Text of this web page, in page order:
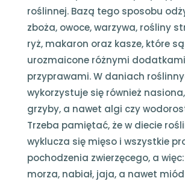
roślinnej. Bazą tego sposobu
zboża, owoce, warzywa, rośliny
ryż, makaron oraz kasze, które są
urozmaicone różnymi
przyprawami. W daniach
wykorzystuje się również
grzyby, a nawet algi czy
Trzeba pamiętać, że w diecie
wyklucza się mięso i wszystkie
pochodzenia zwierzęcego, a
morza, nabiał, jaja, a nawet